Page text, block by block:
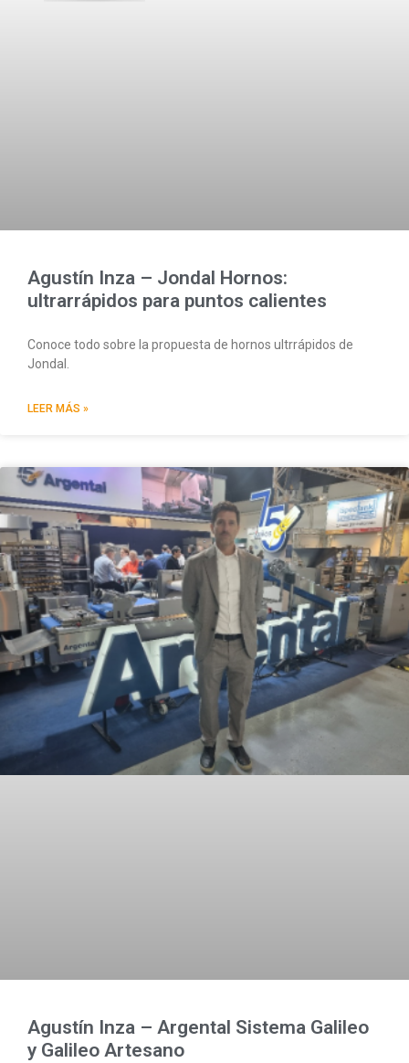
Agustín Inza – Jondal Hornos:
ultrarrápidos para puntos calientes
Conoce todo sobre la propuesta de hornos ultrrápidos de
Jondal.
LEER MÁS »
Agustín Inza – Argental Sistema Galileo
y Galileo Artesano